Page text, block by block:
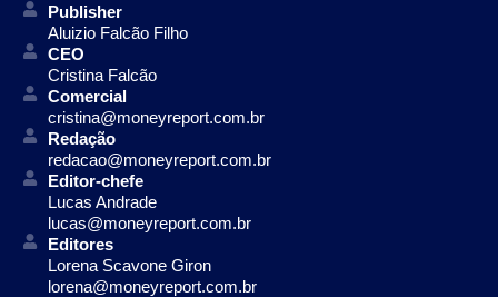
Publisher
Aluizio Falcão Filho
CEO
Cristina Falcão
Comercial
cristina@moneyreport.com.br
Redação
redacao@moneyreport.com.br
Editor-chefe
Lucas Andrade
lucas@moneyreport.com.br
Editores
Lorena Scavone Giron
lorena@moneyreport.com.br